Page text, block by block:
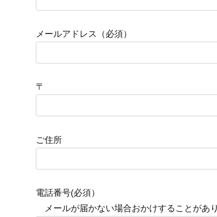
メールアドレス（必須）
〒
ご住所
電話番号(必須）
メールが届かない場合おかけすることがあ